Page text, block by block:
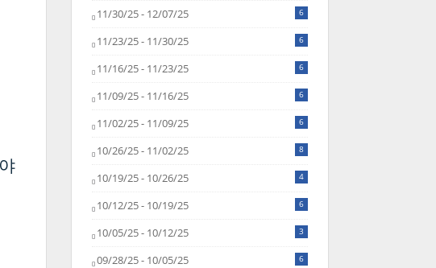
11/30/25 - 12/07/25 6
11/23/25 - 11/30/25 6
11/16/25 - 11/23/25 6
11/09/25 - 11/16/25 6
11/02/25 - 11/09/25 6
10/26/25 - 11/02/25 8
10/19/25 - 10/26/25 4
10/12/25 - 10/19/25 6
10/05/25 - 10/12/25 3
09/28/25 - 10/05/25 6